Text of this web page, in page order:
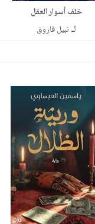
خلف أسوار العقل
لـ نبيل فاروق